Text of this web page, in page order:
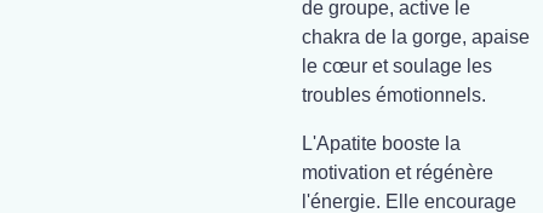
de groupe, active le
chakra de la gorge, apaise
le cœur et soulage les
troubles émotionnels.
L'Apatite booste la
motivation et régénère
l'énergie. Elle encourage